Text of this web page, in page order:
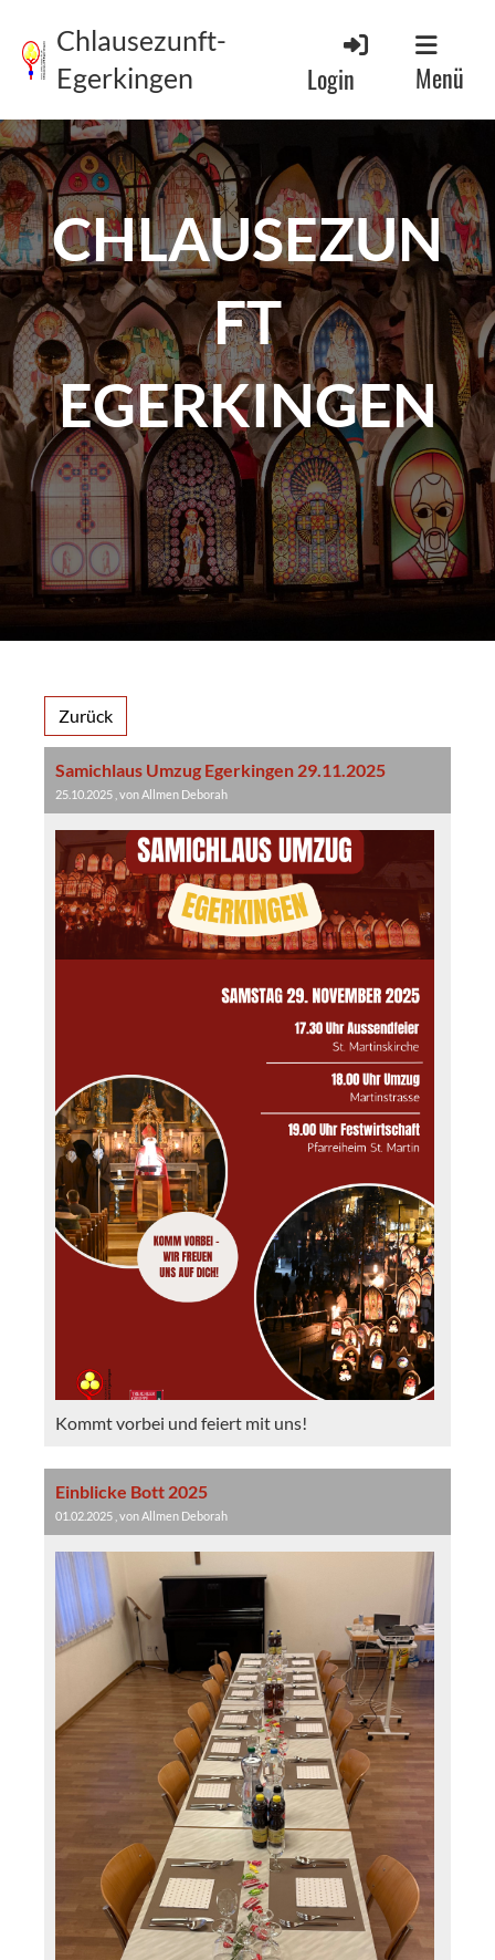
Chlausezunft-
Egerkingen
Login Menü
CHLAUSEZUN
FT
EGERKINGEN
Zurück
Samichlaus Umzug Egerkingen 29.11.2025
25.10.2025 , von Allmen Deborah
Kommt vorbei und feiert mit uns!
Einblicke Bott 2025
01.02.2025 , von Allmen Deborah